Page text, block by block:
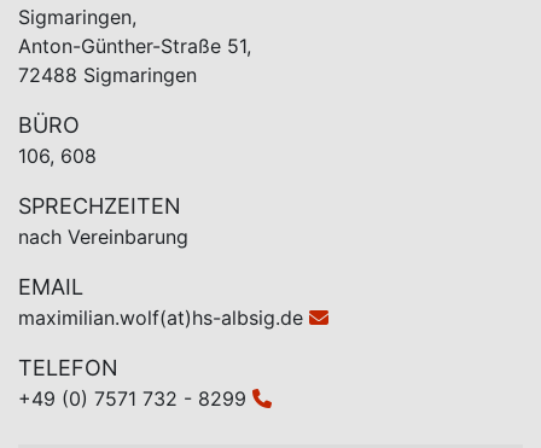
Sigmaringen,
Anton-Günther-Straße 51,
72488 Sigmaringen
BÜRO
106, 608
SPRECHZEITEN
nach Vereinbarung
EMAIL
maximilian.wolf(at)hs-albsig.de
TELEFON
+49 (0) 7571 732 - 8299